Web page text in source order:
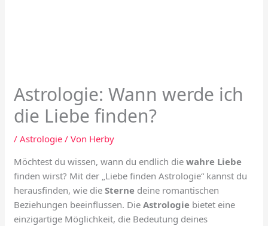
Astrologie: Wann werde ich
die Liebe finden?
/Astrologie / Von Herby
Möchtest du wissen, wann du endlich diewahre Liebe
finden wirst? Mit der „Liebe finden Astrologie“ kannst du
herausfinden, wie dieSterne deine romantischen
Beziehungen beeinflussen. DieAstrologie bietet eine
einzigartige Möglichkeit, die Bedeutung deines